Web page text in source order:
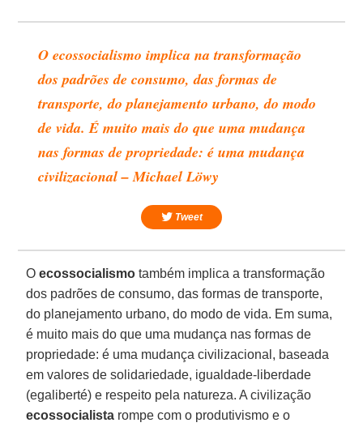
O ecossocialismo implica na transformação
dos padrões de consumo, das formas de
transporte, do planejamento urbano, do modo
de vida. É muito mais do que uma mudança
nas formas de propriedade: é uma mudança
civilizacional – Michael Löwy
Tweet
Oecossocialismo também implica a transformação
dos padrões de consumo, das formas de transporte,
do planejamento urbano, do modo de vida. Em suma,
é muito mais do que uma mudança nas formas de
propriedade: é uma mudança civilizacional, baseada
em valores de solidariedade, igualdade-liberdade
(egaliberté) e respeito pela natureza. A civilização
ecossocialista rompe com o produtivismo e o